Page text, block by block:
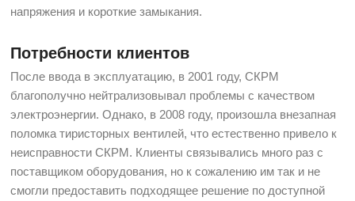
напряжения и короткие замыкания.
Потребности клиентов
После ввода в эксплуатацию, в 2001 году, СКРМ
благополучно нейтрализовывал проблемы с качеством
электроэнергии. Однако, в 2008 году, произошла внезапная
поломка тиристорных вентилей, что естественно привело к
неисправности СКРМ. Клиенты связывались много раз с
поставщиком оборудования, но к сожалению им так и не
смогли предоставить подходящее решение по доступной